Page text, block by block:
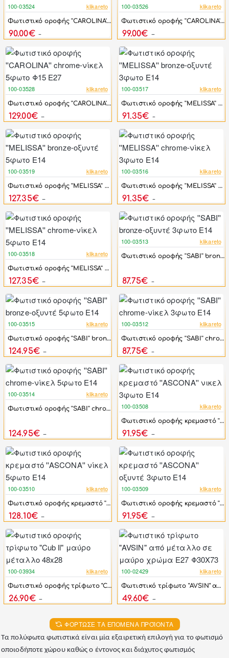
-22%
100-03524 klikareto
Φωτιστικό οροφής ''CAROLINA'' chrome-νίκελ 2φωτο Φ15 Ε27
90.00€
-24%
100-03526 klikareto
Φωτιστικό οροφής ''CAROLINA'' chrome-νίκελ 3φωτο Φ15 Ε27
99.00€
-25%
100-03528 klikareto
Φωτιστικό οροφής ''CAROLINA'' chrome-νίκελ 5φωτο Φ15 Ε27
129.00€
-25%
100-03517 klikareto
Φωτιστικό οροφής ''MELISSA'' bronze-οξυντέ 3φωτο Ε14
91.35€
-25%
100-03519 klikareto
Φωτιστικό οροφής ''MELISSA'' bronze-οξυντέ 5φωτο Ε14
127.35€
-25%
100-03516 klikareto
Φωτιστικό οροφής ''MELISSA'' chrome-νίκελ 3φωτο Ε14
91.35€
-25%
100-03518 klikareto
Φωτιστικό οροφής ''MELISSA'' chrome-νίκελ 5φωτο Ε14
127.35€
-25%
100-03513 klikareto
Φωτιστικό οροφής ''SABI'' bronze-οξυντέ 3φωτο Ε14
87.75€
-25%
100-03515 klikareto
Φωτιστικό οροφής ''SABI'' bronze-οξυντέ 5φωτο Ε14
124.95€
-25%
100-03512 klikareto
Φωτιστικό οροφής ''SABI'' chrome-νίκελ 3φωτο Ε14
87.75€
-25%
100-03514 klikareto
Φωτιστικό οροφής ''SABI'' chrome-νίκελ 5φωτο Ε14
124.95€
-25%
100-03508 klikareto
Φωτιστικό οροφής κρεμαστό ''ASCONA'' νικελ 3φωτο Ε14
91.95€
-25%
100-03510 klikareto
Φωτιστικό οροφής κρεμαστό ''ASCONA'' νίκελ 5φωτο Ε14
128.10€
-25%
100-03509 klikareto
Φωτιστικό οροφής κρεμαστό ''ASCONA'' οξυντέ 3φωτο Ε14
91.95€
-50%
100-03934 klikareto
Φωτιστικό οροφής τρίφωτο "Cub ll" μαύρο μέταλλο 48x28
26.90€
-31%
100-02429 klikareto
Φωτιστικό τρίφωτο "AVSIN" από μέταλλο σε μαύρο χρώμα Ε27 Φ30Χ73
49.60€
ΦΌΡΤΩΣΕ ΤΑ ΕΠΌΜΕΝΑ ΠΡΟΪΌΝΤΑ
Τα πολύφωτα φωτιστικά είναι μία εξαιρετική επιλογή για το φωτισμό
οποιοδήποτε χώρου καθώς ο έντονος και διάχυτος φωτισμός